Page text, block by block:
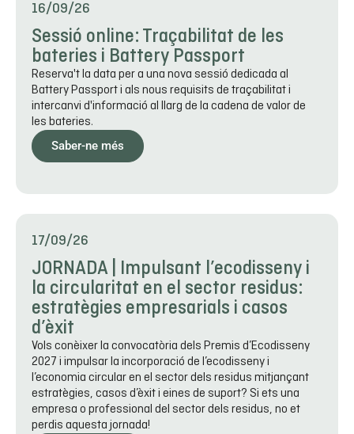
16/09/26
Sessió online: Traçabilitat de les
bateries i Battery Passport
Reserva't la data per a una nova sessió dedicada al
Battery Passport i als nous requisits de traçabilitat i
intercanvi d'informació al llarg de la cadena de valor de
les bateries.
Saber-ne més
17/09/26
JORNADA | Impulsant l’ecodisseny i
la circularitat en el sector residus:
estratègies empresarials i casos
d’èxit
Vols conèixer la convocatòria dels Premis d’Ecodisseny
2027 i impulsar la incorporació de l’ecodisseny i
l’economia circular en el sector dels residus mitjançant
estratègies, casos d’èxit i eines de suport? Si ets una
empresa o professional del sector dels residus, no et
perdis aquesta jornada!